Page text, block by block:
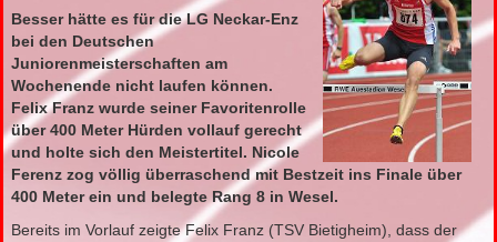
Besser hätte es für die LG Neckar-Enz
bei den Deutschen
Juniorenmeisterschaften am
Wochenende nicht laufen können.
Felix Franz wurde seiner Favoritenrolle
über 400 Meter Hürden vollauf gerecht
und holte sich den Meistertitel. Nicole
Ferenz zog völlig überraschend mit Bestzeit ins Finale über
400 Meter ein und belegte Rang 8 in Wesel.
Bereits im Vorlauf zeigte Felix Franz (TSV Bietigheim), dass der